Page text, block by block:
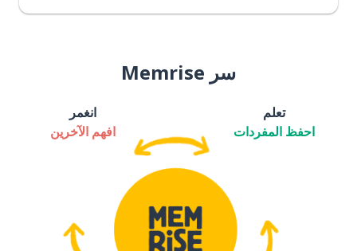
سر Memrise
تعلم
احفظ المفردات
انغمر
افهم الآخرين